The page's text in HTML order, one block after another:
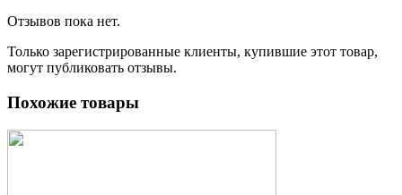
Отзывов пока нет.
Только зарегистрированные клиенты, купившие этот товар,
могут публиковать отзывы.
Похожие товары